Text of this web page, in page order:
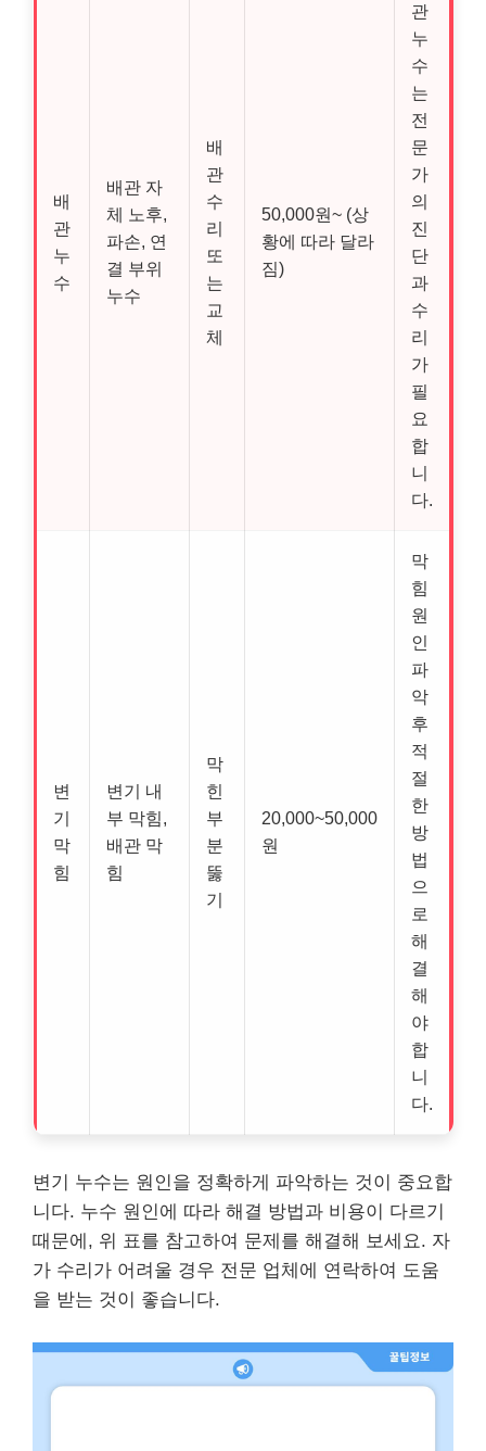
배
관
누
수
배관 자
체 노후,
파손, 연
결 부위
누수
배
관
수
리
또
는
교
체
50,000원~ (상
황에 따라 달라
짐)
관
누
수
는
전
문
가
의
진
단
과
수
리
가
필
요
합
니
다.
변
기
막
힘
변기 내
부 막힘,
배관 막
힘
막
힌
부
분
뚫
기
20,000~50,000
원
막
힘
원
인
파
악
후
적
절
한
방
법
으
로
해
결
해
야
합
니
다.
변기 누수는 원인을 정확하게 파악하는 것이 중요합
니다. 누수 원인에 따라 해결 방법과 비용이 다르기
때문에, 위 표를 참고하여 문제를 해결해 보세요. 자
가 수리가 어려울 경우 전문 업체에 연락하여 도움
을 받는 것이 좋습니다.